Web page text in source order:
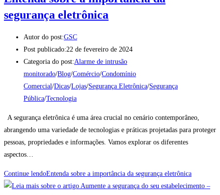
segurança eletrônica
Autor do post:GSC
Post publicado:22 de fevereiro de 2024
Categoria do post:Alarme de intrusão
monitorado/Blog/Comércio/Condomínio
Comercial/Dicas/Lojas/Segurança Eletrônica/Segurança
Pública/Tecnologia
A segurança eletrônica é uma área crucial no cenário contemporâneo,
abrangendo uma variedade de tecnologias e práticas projetadas para proteger
pessoas, propriedades e informações. Vamos explorar os diferentes
aspectos…
Continue lendoEntenda sobre a importância da segurança eletrônica